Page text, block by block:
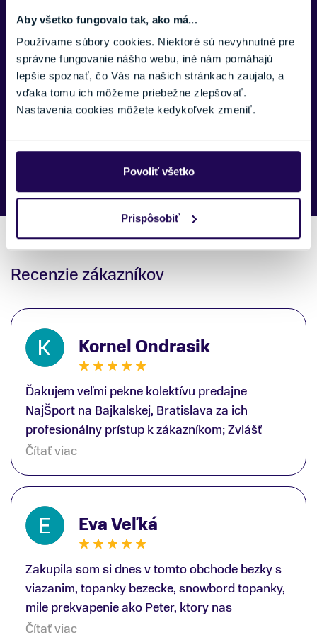
Aby všetko fungovalo tak, ako má...
Používame súbory cookies. Niektoré sú nevyhnutné pre
správne fungovanie nášho webu, iné nám pomáhajú
lepšie spoznať, čo Vás na našich stránkach zaujalo, a
vďaka tomu ich môžeme priebežne zlepšovať.
Nastavenia cookies môžete kedykoľvek zmeniť.
Povoliť všetko
Prispôsobiť
SPRÁVA:
Náš špecialista vám, čo najskôr zavolá ohľadom tohto
Recenzie zákazníkov
Kornel Ondrasik
Ďakujem veľmi pekne kolektívu predajne
NajŠport na Bajkalskej, Bratislava za ich
profesionálny prístup k zákazníkom; Zvlášť
ďakujem špecialistovi Martinovi Gunišovi za
lyžiarskej obuvi, ako aj prilby.. všetko značka
Atomic; Pán Martin Guniš mi svojou
odbornosťou otvoril nové obzory a dozvedel
som sa, vďaka jeho profesionálnemu prístupu k
zákazníkovi, up-to-date informácie o nových
trendoch v lyžiarských technológiách; Z
predajne NajŠport som odchádzal s nakúpom
nového lyžiarského vybavenia nielen ako veľmi
Čítať viac
Eva Veľká
Zakupila som si dnes v tomto obchode bezky s
viazanim, topanky bezecke, snowbord topanky,
mile prekvapenie ako Peter, ktory nas
obsluhoval mal prehlad, poradil nam super. Za
Čítať viac